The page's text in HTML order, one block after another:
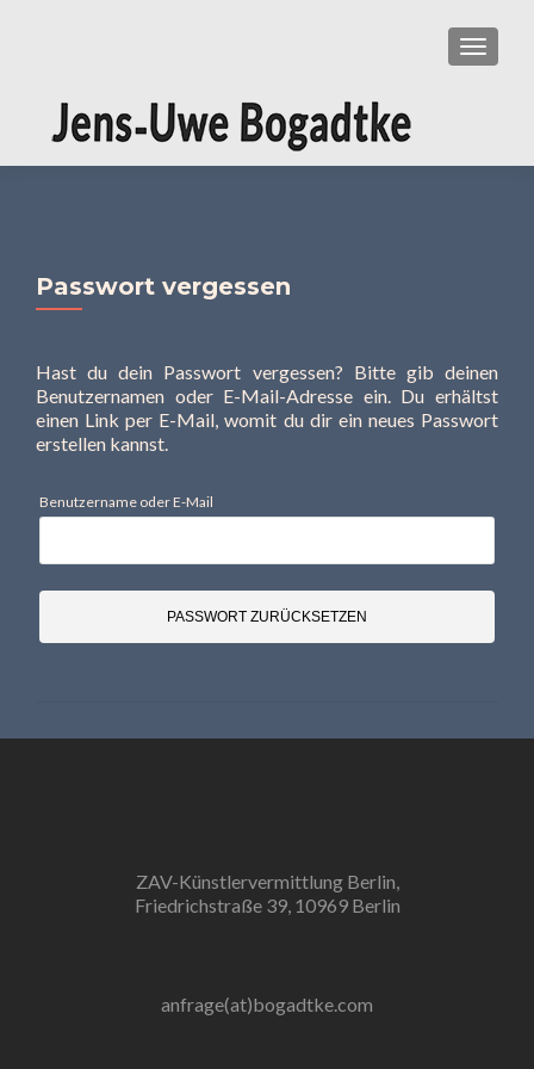
Passwort vergessen
Hast du dein Passwort vergessen? Bitte gib deinen
Benutzernamen oder E-Mail-Adresse ein. Du erhältst
einen Link per E-Mail, womit du dir ein neues Passwort
erstellen kannst.
Benutzername oder E-Mail
PASSWORT ZURÜCKSETZEN
ZAV-Künstlervermittlung Berlin,
Friedrichstraße 39, 10969 Berlin
anfrage(at)bogadtke.com